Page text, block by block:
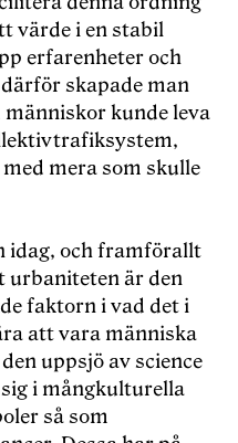
värde i en stabil
erfarenheter och
skapade man
kunde leva
mera som skulle
idag, och framförallt
urbaniteten är den
faktorn i vad det i
att vara människa
uppsjö av science
i mångkulturella
så som